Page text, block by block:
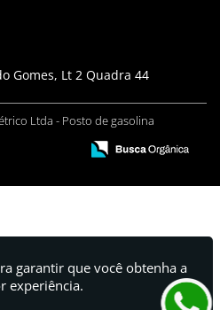
Gomes, Lt 2 Quadra 44
Ltda - Posto de gasolina
garantir que você obtenha a
experiência.